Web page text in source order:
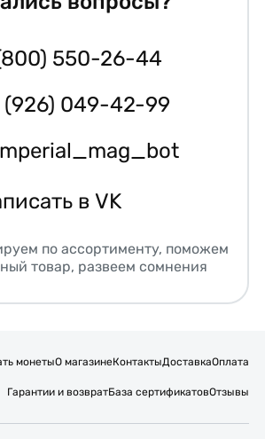
550-26-44
(926) 049-42-99
в VK
по ассортименту, поможем
товар, развеем сомнения
монетыО магазинеКонтактыДоставкаОплата
Гарантии и возвратБаза сертификатовОтзывы